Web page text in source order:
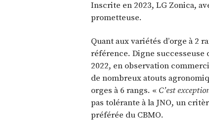
Inscrite en 2023, LG Zonica,
prometteuse.
Quant aux variétés d’orge à 2
référence. Digne successeuse
2022, en observation
de nombreux atouts
orges à 6 rangs. « C’est
pas tolérante à la JNO, un
préférée du CBMO.